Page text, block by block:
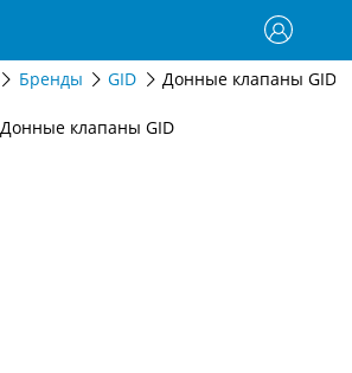
Бренды GID Донные клапаны GID
Донные клапаны GID